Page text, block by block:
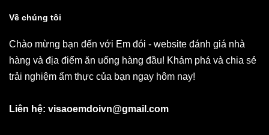
Về chúng tôi
Chào mừng bạn đến với Em đói - website đánh giá nhà
hàng và địa điểm ăn uống hàng đầu! Khám phá và chia sẻ
trải nghiệm ẩm thực của bạn ngay hôm nay!
Liên hệ: visaoemdoivn@gmail.com